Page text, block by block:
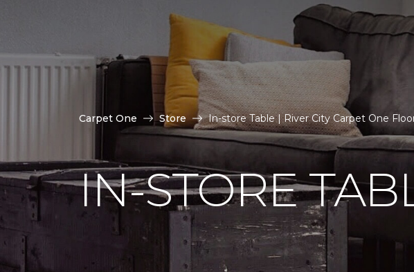
Carpet One Store In-store Table | River City Carpet One
IN-STORE